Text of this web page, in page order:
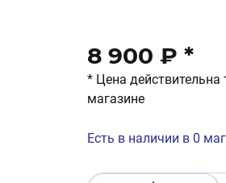
8 900 ₽ *
* Цена действительна
магазине
Есть в наличии в 0